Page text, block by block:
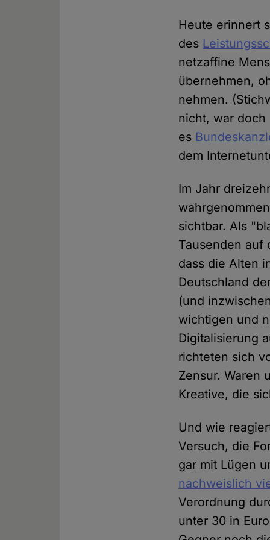
Heute erinnert
des
netzaffine
übernehmen,
nehmen.
nicht, war
es
dem
Im Jahr
sichtbar. Als
Tausenden auf
dass die Alten
Deutschland
(und
wichtigen und
Digitalisierung
richteten sich
Zensur. Waren
Kreative, die
Und wie
Versuch, die
gar mit Lügen
nachweislich
Verordnung
unter 30 in